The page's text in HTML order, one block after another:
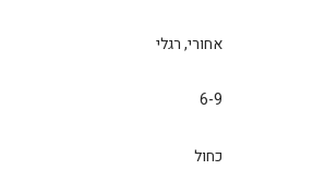
אחורי, רגלי
6-9
כחול